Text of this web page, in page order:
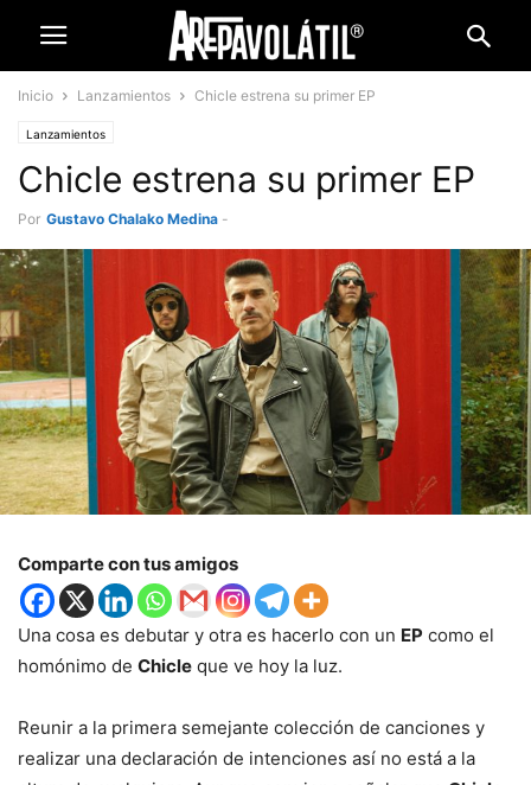
Inicio Lanzamientos Chicle estrena su primer EP
Lanzamientos
Chicle estrena su primer EP
Por Gustavo Chalako Medina -
Comparte con tus amigos
Una cosa es debutar y otra es hacerlo con un EP como el
homónimo de Chicle que ve hoy la luz.
Reunir a la primera semejante colección de canciones y
realizar una declaración de intenciones así no está a la